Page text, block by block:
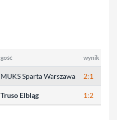
gość wynik
MUKS Sparta Warszawa 2:1
Truso Elbląg 1:2